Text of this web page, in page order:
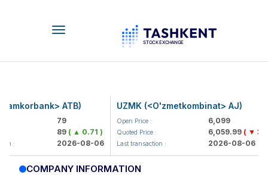
Toggle
ATB)
( ▲ 0.71 )
2026-08-06
UZMK (<O'zmetkombinat> AJ)
Open Price : 6,099
Quoted Price : 6,059.99( ▼ 39.89
Last transaction : 2026-08-06
COMPANY INFORMATION